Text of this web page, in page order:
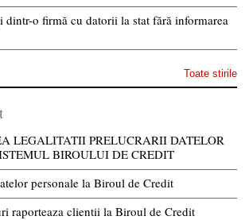
dintr-o firmă cu datorii la stat fără informarea
Toate stirile
LEGALITATII PRELUCRARII DATELOR
BIROULUI DE CREDIT
personale la Biroul de Credit
raporteaza clientii la Biroul de Credit